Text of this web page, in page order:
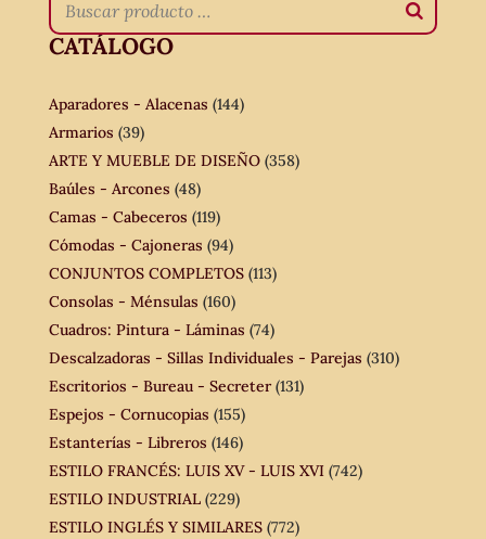
CATÁLOGO
Aparadores - Alacenas (144)
Armarios (39)
ARTE Y MUEBLE DE DISEÑO (358)
Baúles - Arcones (48)
Camas - Cabeceros (119)
Cómodas - Cajoneras (94)
CONJUNTOS COMPLETOS (113)
Consolas - Ménsulas (160)
Cuadros: Pintura - Láminas (74)
Descalzadoras - Sillas Individuales - Parejas (310)
Escritorios - Bureau - Secreter (131)
Espejos - Cornucopias (155)
Estanterías - Libreros (146)
ESTILO FRANCÉS: LUIS XV - LUIS XVI (742)
ESTILO INDUSTRIAL (229)
ESTILO INGLÉS Y SIMILARES (772)